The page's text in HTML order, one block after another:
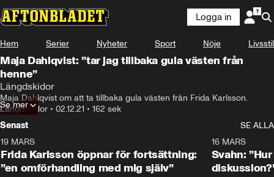
Logga in
Hem Serier Nyheter Sport Nöje Livsstil
Maja Dahlqvist: ”tar jag tillbaka gula västen från
henne”
Längdskidor
Maja Dahlqvist om att ta tillbaka gula västen från Frida Karlsson.
Längdskidor • 02.12.21 • 162 sek
Se mer
Senast
SE ALLA
19 MARS
Frida Karlsson öppnar för fortsättning:
”en omförhandling med mig själv”
16 MARS
Svahn: